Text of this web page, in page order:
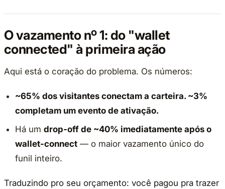
O vazamento nº 1: do "wallet
connected" à primeira ação
Aqui está o coração do problema. Os números:
~65% dos visitantes conectam a carteira. ~3%
completam um evento de ativação.
Há umdrop-off de ~40% imediatamente após o
wallet-connect — o maior vazamento único do
funil inteiro.
Traduzindo pro seu orçamento: você pagou pra trazer